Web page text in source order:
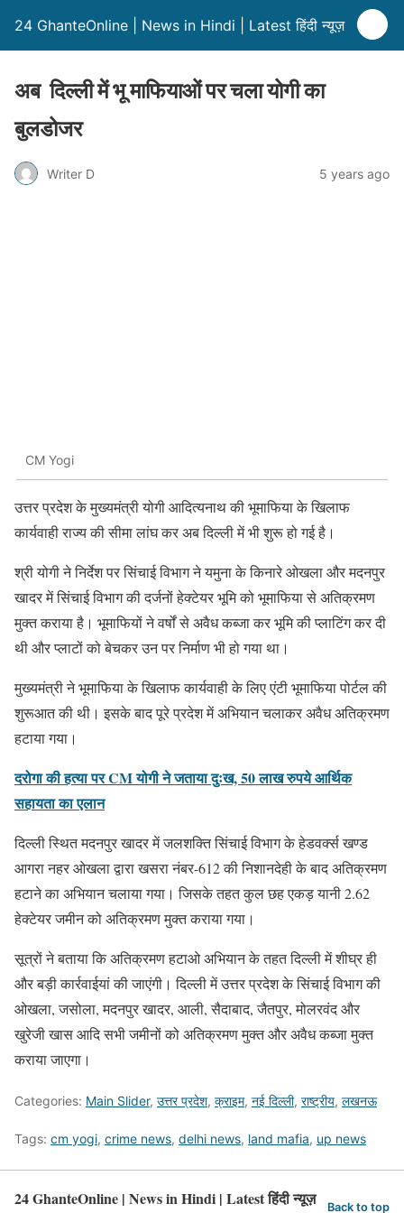
24 GhanteOnline | News in Hindi | Latest हिंदी न्यूज़
अब दिल्ली में भू माफियाओं पर चला योगी का
बुलडोजर
Writer D 5 years ago
CM Yogi
उत्तर प्रदेश के मुख्यमंत्री योगी आदित्यनाथ की भूमाफिया के खिलाफ
कार्यवाही राज्य की सीमा लांघ कर अब दिल्ली में भी शुरू हो गई है।
श्री योगी ने निर्देश पर सिंचाई विभाग ने यमुना के किनारे ओखला और मदनपुर
खादर में सिंचाई विभाग की दर्जनों हेक्टेयर भूमि को भूमाफिया से अतिक्रमण
मुक्त कराया है। भूमाफियों ने वर्षों से अवैध कब्जा कर भूमि की प्लाटिंग कर दी
थी और प्लाटों को बेचकर उन पर निर्माण भी हो गया था।
मुख्यमंत्री ने भूमाफिया के खिलाफ कार्यवाही के लिए एंटी भूमाफिया पोर्टल की
शुरूआत की थी। इसके बाद पूरे प्रदेश में अभियान चलाकर अवैध अतिक्रमण
हटाया गया।
दरोगा की हत्या पर CM योगी ने जताया दुःख, 50 लाख रुपये आर्थिक
सहायता का एलान
दिल्ली स्थित मदनपुर खादर में जलशक्ति सिंचाई विभाग के हेडवर्क्स खण्ड
आगरा नहर ओखला द्वारा खसरा नंबर-612 की निशानदेही के बाद अतिक्रमण
हटाने का अभियान चलाया गया। जिसके तहत कुल छह एकड़ यानी 2.62
हेक्टेयर जमीन को अतिक्रमण मुक्त कराया गया।
सूत्रों ने बताया कि अतिक्रमण हटाओ अभियान के तहत दिल्ली में शीघ्र ही
और बड़ी कार्रवाईयां की जाएंगी। दिल्ली में उत्तर प्रदेश के सिंचाई विभाग की
ओखला, जसोला, मदनपुर खादर, आली, सैदाबाद, जैतपुर, मोलरवंद और
खुरेजी खास आदि सभी जमीनों को अतिक्रमण मुक्त और अवैध कब्जा मुक्त
कराया जाएगा।
Categories: Main Slider, उत्तर प्रदेश, क्राइम, नई दिल्ली, राष्ट्रीय, लखनऊ
Tags: cm yogi, crime news, delhi news, land mafia, up news
24 GhanteOnline | News in Hindi | Latest हिंदी न्यूज़ Back to top